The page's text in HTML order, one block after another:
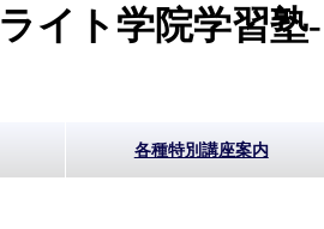
イト学院学習塾-
各種特別講座案内